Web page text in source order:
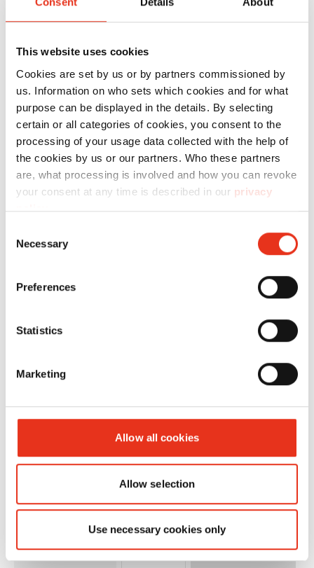
This website uses cookies
Cookies are set by us or by partners commissioned by
us. Information on who sets which cookies and for what
purpose can be displayed in the details. By selecting
certain or all categories of cookies, you consent to the
processing of your usage data collected with the help of
the cookies by us or our partners. Who these partners
are, what processing is involved and how you can revoke
your consent at any time is described in our privacy
policy.
Selection
Necessary
Preferences
Statistics
Marketing
Allow all cookies
Allow selection
Use necessary cookies only
Nr.:
HSM Pure
420 - 5,8
mm
420 - 3,9
4026631054201
HSM Pure
30 mm
2343111 4026631054225